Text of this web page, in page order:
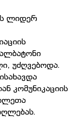
ლიდერ
უძღვებოდა.
კომუნიკაციის